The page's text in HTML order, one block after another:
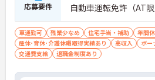
応募要件
自動車運転免許（AT
車通勤可 残業少なめ 住宅手当・補助
年間
産休･育休･介護休暇取得実績あり
高収入 ボー
交通費支給
退職金制度あり